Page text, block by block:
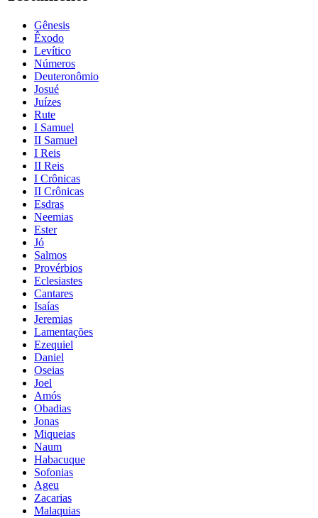
Gênesis
Êxodo
Levítico
Números
Deuteronômio
Josué
Juízes
Rute
I Samuel
II Samuel
I Reis
II Reis
I Crônicas
II Crônicas
Esdras
Neemias
Ester
Jó
Salmos
Provérbios
Eclesiastes
Cantares
Isaías
Jeremias
Lamentações
Ezequiel
Daniel
Oseias
Joel
Amós
Obadias
Jonas
Miqueias
Naum
Habacuque
Sofonias
Ageu
Zacarias
Malaquias